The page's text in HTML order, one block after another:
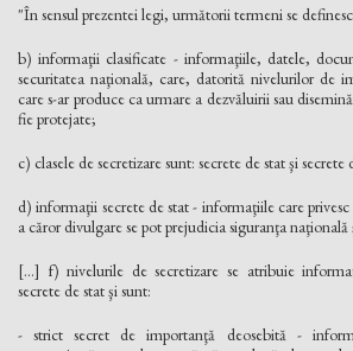
"În sensul prezentei legi, următorii termeni se
b) informaţii clasificate - informaţiile, datele,
securitatea naţională, care, datorită nivelurilor de
care s-ar produce ca urmare a dezvăluirii sau
fie protejate;
c) clasele de secretizare sunt: secrete de stat şi secrete
d) informaţii secrete de stat - informaţiile care
a căror divulgare se pot prejudicia siguranţa naţională
[...] f) nivelurile de secretizare se atribuie
secrete de stat şi sunt:
- strict secret de importanţă deosebită -